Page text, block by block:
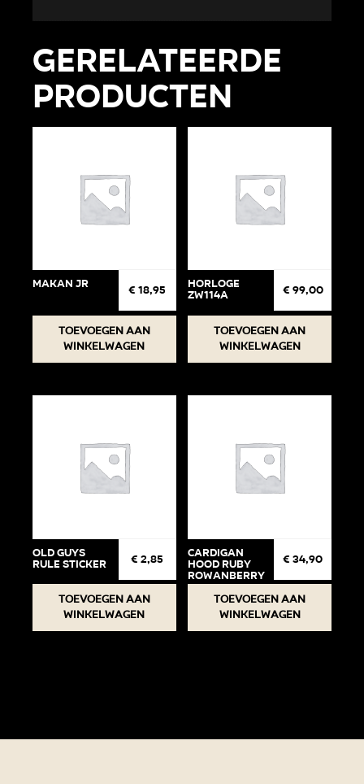
Gerelateerde
producten
Makan jr € 18,95
Toevoegen aan
winkelwagen
Horloge
ZW114A € 99,00
Toevoegen aan
winkelwagen
Old Guys
Rule Sticker € 2,85
Toevoegen aan
winkelwagen
Cardigan
Hood Ruby
Rowanberry
74-80
€ 34,90
Toevoegen aan
winkelwagen